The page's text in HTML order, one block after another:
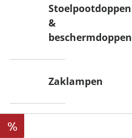
Stoelpootdoppen
&
beschermdoppen
Zaklampen
%